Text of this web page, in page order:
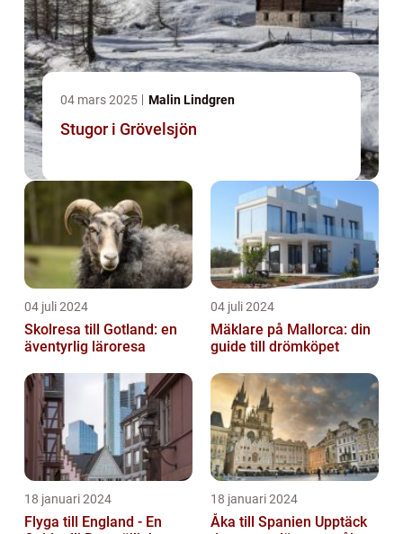
04 mars 2025 Malin Lindgren
Stugor i Grövelsjön
04 juli 2024
Skolresa till Gotland: en
äventyrlig läroresa
04 juli 2024
Mäklare på Mallorca: din
guide till drömköpet
18 januari 2024
Flyga till England - En
18 januari 2024
Åka till Spanien Upptäck